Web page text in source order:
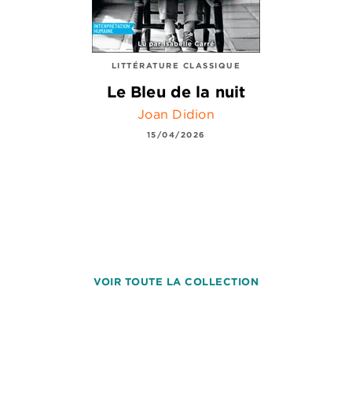
LITTÉRATURE CLASSIQUE
Le Bleu de la nuit
Joan Didion
15/04/2026
VOIR TOUTE LA COLLECTION